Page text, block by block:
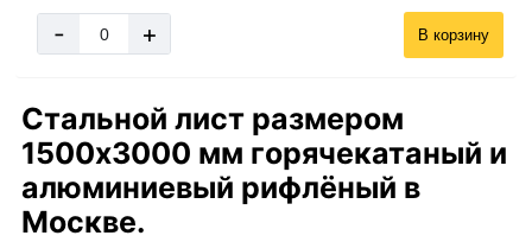
- + В корзину
Стальной лист размером
1500х3000 мм горячекатаный и
алюминиевый рифлёный в
Москве.